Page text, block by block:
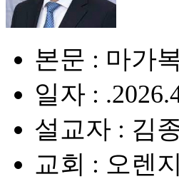
본문 : 마가
일자 :
설교자 : 김
교회 : 오렌